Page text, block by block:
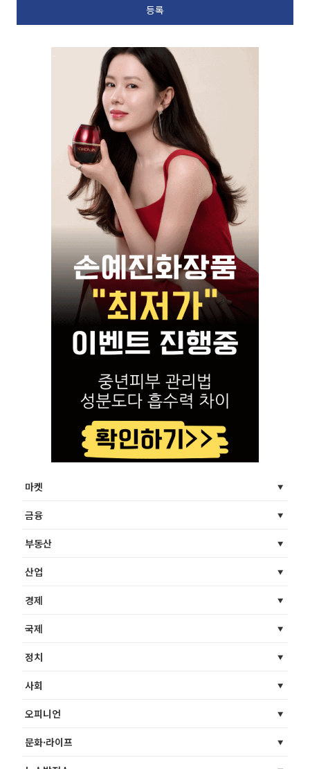
마켓
금융
부동산
산업
경제
국제
정치
사회
오피니언
문화·라이프